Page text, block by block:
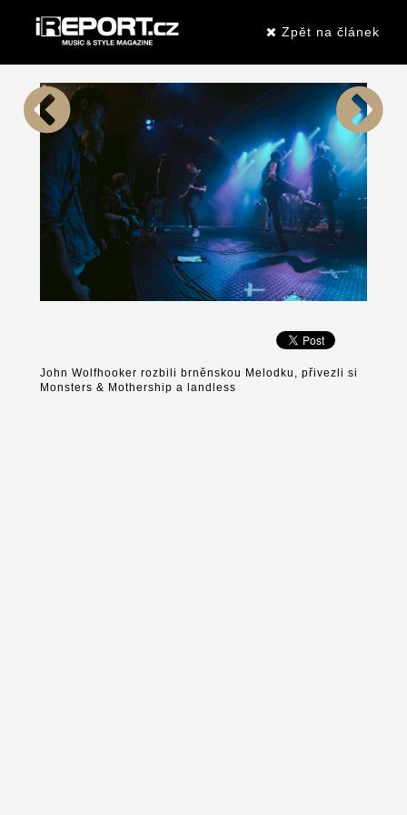
Zpět na článek
John Wolfhooker rozbili brněnskou Melodku, přivezli si
Monsters & Mothership a landless